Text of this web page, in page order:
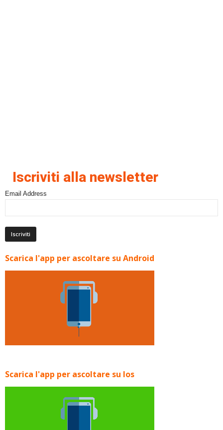
Iscriviti alla newsletter
Email Address
Scarica l'app per ascoltare su Android
Scarica l'app per ascoltare su Ios